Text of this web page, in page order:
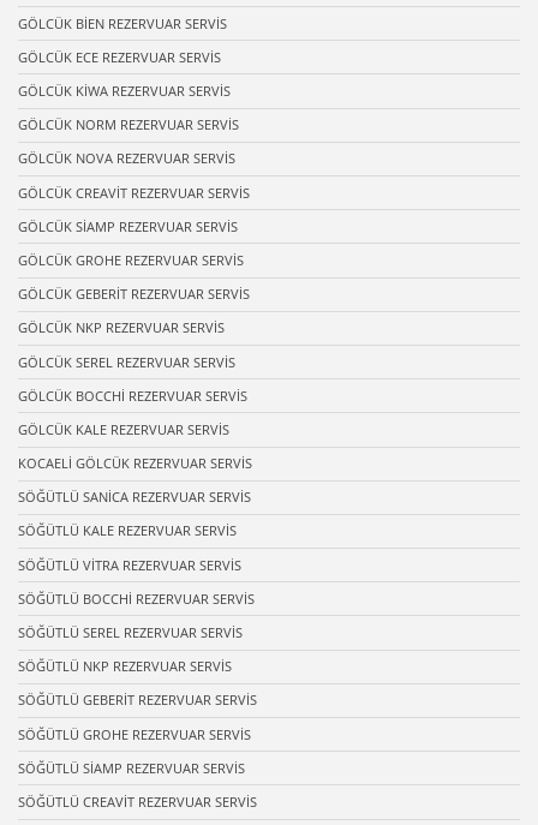
GÖLCÜK BİEN REZERVUAR SERVİS
GÖLCÜK ECE REZERVUAR SERVİS
GÖLCÜK KİWA REZERVUAR SERVİS
GÖLCÜK NORM REZERVUAR SERVİS
GÖLCÜK NOVA REZERVUAR SERVİS
GÖLCÜK CREAVİT REZERVUAR SERVİS
GÖLCÜK SİAMP REZERVUAR SERVİS
GÖLCÜK GROHE REZERVUAR SERVİS
GÖLCÜK GEBERİT REZERVUAR SERVİS
GÖLCÜK NKP REZERVUAR SERVİS
GÖLCÜK SEREL REZERVUAR SERVİS
GÖLCÜK BOCCHİ REZERVUAR SERVİS
GÖLCÜK KALE REZERVUAR SERVİS
KOCAELİ GÖLCÜK REZERVUAR SERVİS
SÖĞÜTLÜ SANİCA REZERVUAR SERVİS
SÖĞÜTLÜ KALE REZERVUAR SERVİS
SÖĞÜTLÜ VİTRA REZERVUAR SERVİS
SÖĞÜTLÜ BOCCHİ REZERVUAR SERVİS
SÖĞÜTLÜ SEREL REZERVUAR SERVİS
SÖĞÜTLÜ NKP REZERVUAR SERVİS
SÖĞÜTLÜ GEBERİT REZERVUAR SERVİS
SÖĞÜTLÜ GROHE REZERVUAR SERVİS
SÖĞÜTLÜ SİAMP REZERVUAR SERVİS
SÖĞÜTLÜ CREAVİT REZERVUAR SERVİS